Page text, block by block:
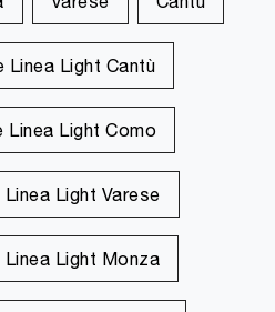
Linea Light Cantù
Linea Light Como
Linea Light Varese
Linea Light Monza